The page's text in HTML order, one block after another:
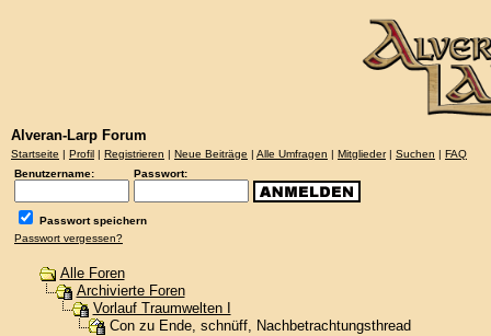
Alveran-Larp Forum
Startseite | Profil | Registrieren | Neue Beiträge | Alle Umfragen | Mitglieder| Suchen | FAQ
Benutzername:
Passwort:
Passwort speichern
Passwort vergessen?
Alle Foren
Archivierte Foren
Vorlauf Traumwelten I
Con zu Ende, schnüff, Nachbetrachtungsthread